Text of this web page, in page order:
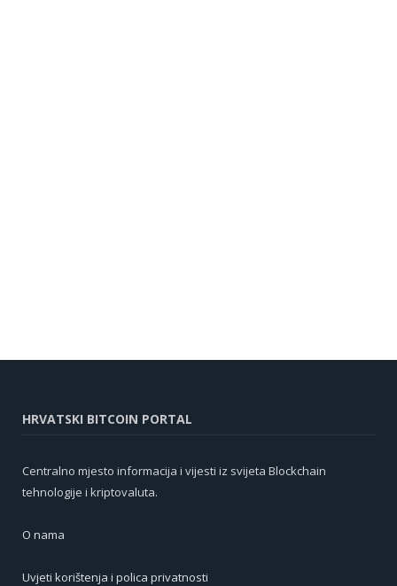
HRVATSKI BITCOIN PORTAL
Centralno mjesto informacija i vijesti iz svijeta Blockchain
tehnologije i kriptovaluta.
O nama
Uvjeti korištenja i polica privatnosti